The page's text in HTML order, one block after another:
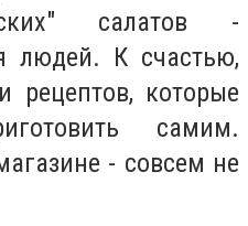
салатов -
людей. К счастью,
рецептов, которые
самим.
- совсем не